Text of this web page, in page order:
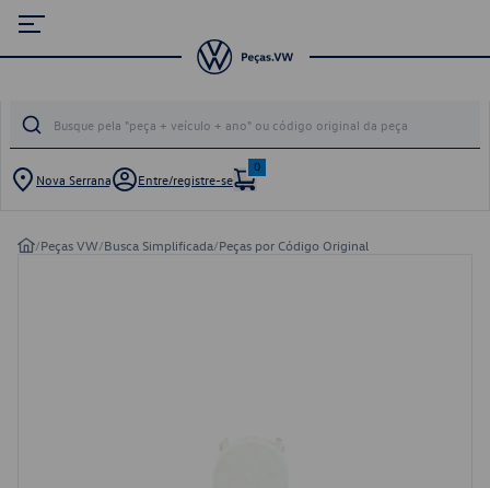
Nova Serrana Entre/registre-se
0
/Peças VW/Busca Simplificada/Peças por Código Original